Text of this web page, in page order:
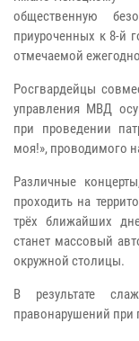
общественную
приуроченных к 8-й
отмечаемой
Росгвардейцы
управления МВД
при проведении
моя!», проводимого
Различные
проходить на
трёх ближайших
станет массовый
окружной столицы.
В результате
правонарушений при